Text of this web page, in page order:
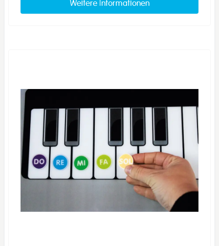
Weitere Informationen